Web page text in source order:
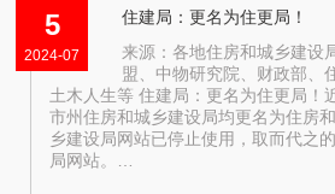
5
2024-07
住建局：更名为住更局！
来源：各地住房和城乡建设
盟、中物研究院、财政部、
土木人生等 住建局：更名为住更局！
市州住房和城乡建设局均更名为住房
乡建设局网站已停止使用，取而代之
局网站。…